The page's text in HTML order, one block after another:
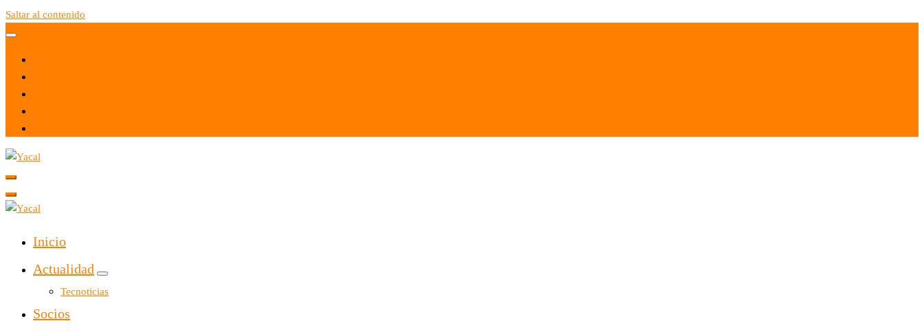
Saltar al contenido
Yacal micro hosting
Inicio
Actualidad
Tecnoticias
Socios